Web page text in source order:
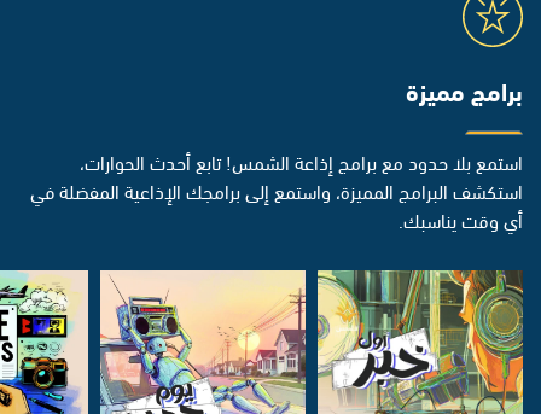
برامج مميزة
استمع بلا حدود مع برامج إذاعة الشمس! تابع أحدث الحوارات،
استكشف البرامج المميزة، واستمع إلى برامجك الإذاعية المفضلة في
أي وقت يناسبك.